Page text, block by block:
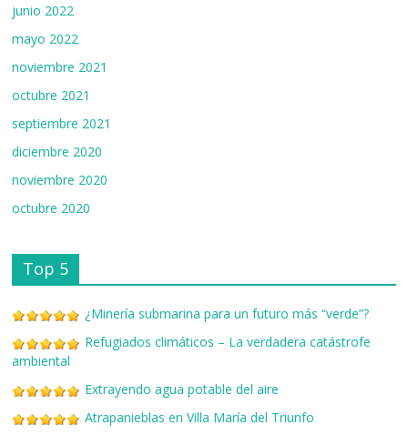
junio 2022
mayo 2022
noviembre 2021
octubre 2021
septiembre 2021
diciembre 2020
noviembre 2020
octubre 2020
Top 5
¿Minería submarina para un futuro más “verde”?
Refugiados climáticos – La verdadera catástrofe
ambiental
Extrayendo agua potable del aire
Atrapanieblas en Villa María del Triunfo